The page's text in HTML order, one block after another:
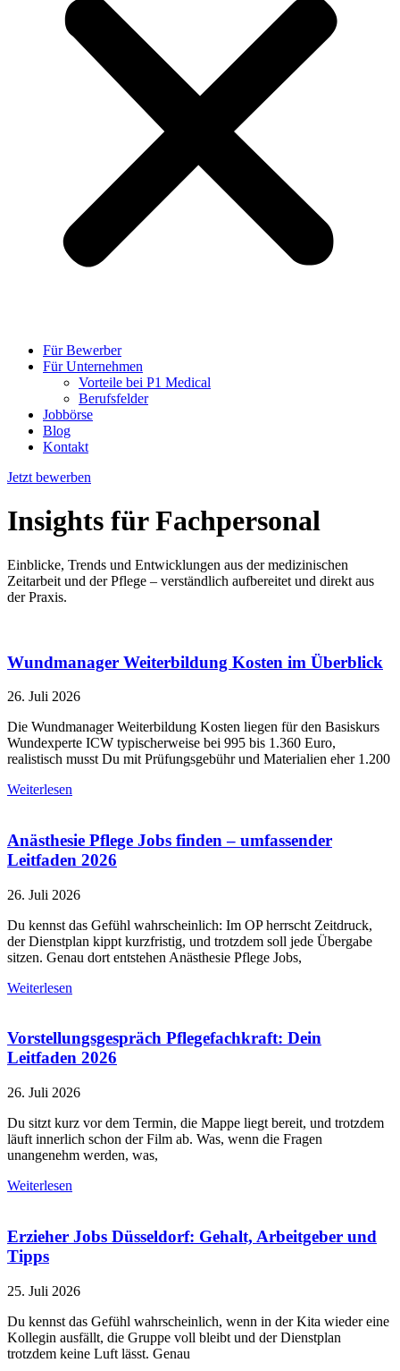
Für Bewerber
Für Unternehmen
Vorteile bei P1 Medical
Berufsfelder
Jobbörse
Blog
Kontakt
Jetzt bewerben
Insights für Fachpersonal
Einblicke, Trends und Entwicklungen aus der medizinischen
Zeitarbeit und der Pflege – verständlich aufbereitet und direkt aus
der Praxis.
Wundmanager Weiterbildung Kosten im Überblick
26. Juli 2026
Die Wundmanager Weiterbildung Kosten liegen für den Basiskurs
Wundexperte ICW typischerweise bei 995 bis 1.360 Euro,
realistisch musst Du mit Prüfungsgebühr und Materialien eher 1.200
Weiterlesen
Anästhesie Pflege Jobs finden – umfassender
Leitfaden 2026
26. Juli 2026
Du kennst das Gefühl wahrscheinlich: Im OP herrscht Zeitdruck,
der Dienstplan kippt kurzfristig, und trotzdem soll jede Übergabe
sitzen. Genau dort entstehen Anästhesie Pflege Jobs,
Weiterlesen
Vorstellungsgespräch Pflegefachkraft: Dein
Leitfaden 2026
26. Juli 2026
Du sitzt kurz vor dem Termin, die Mappe liegt bereit, und trotzdem
läuft innerlich schon der Film ab. Was, wenn die Fragen
unangenehm werden, was,
Weiterlesen
Erzieher Jobs Düsseldorf: Gehalt, Arbeitgeber und
Tipps
25. Juli 2026
Du kennst das Gefühl wahrscheinlich, wenn in der Kita wieder eine
Kollegin ausfällt, die Gruppe voll bleibt und der Dienstplan
trotzdem keine Luft lässt. Genau